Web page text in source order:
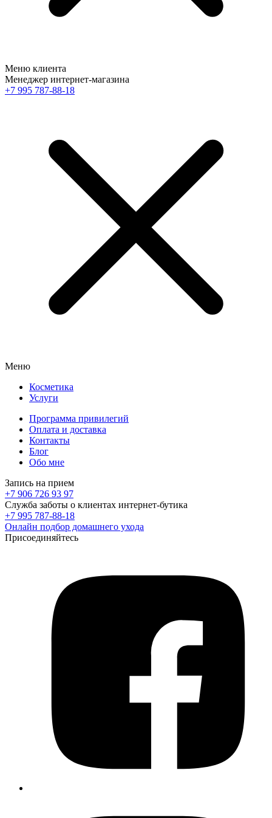
Меню клиента
Менеджер интернет-магазина
+7 995 787-88-18
Меню
Косметика
Услуги
Программа привилегий
Оплата и доставка
Контакты
Блог
Обо мне
Запись на прием
+7 906 726 93 97
Служба заботы о клиентах интернет-бутика
+7 995 787-88-18
Онлайн подбор домашнего ухода
Присоединяйтесь